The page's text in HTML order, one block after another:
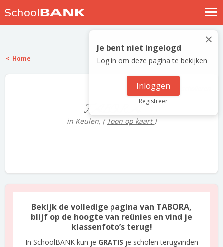
Nostalgische verhalen
Log in
Meld je gratis aan
×
Je bent niet ingelogd
Log in om deze pagina te bekijken
Inloggen
Registreer
Home
TABORA
in Keulen, ( Toon op kaart )
Bekijk de volledige pagina van TABORA,
blijf op de hoogte van reünies en vind je
klassenfoto’s terug!
In SchoolBANK kun je GRATIS je scholen terugvinden